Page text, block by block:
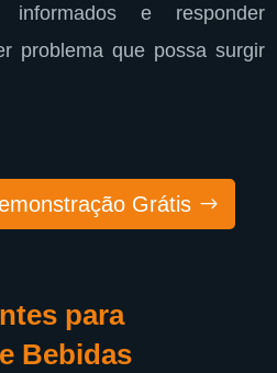
e responder
problema que possa surgir
Grátis
para
Bebidas